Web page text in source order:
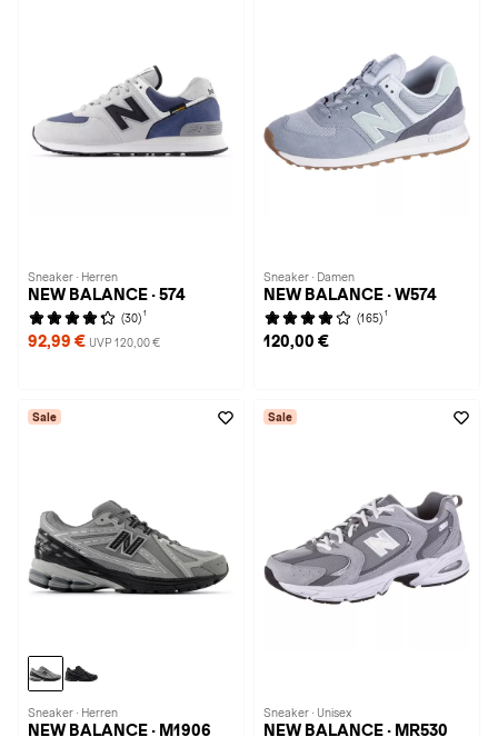
Sneaker · Herren
NEW BALANCE · 574
(30) 1
92,99 € UVP 120,00 €
Sneaker · Damen
NEW BALANCE · W574
(165) 1
120,00 €
Sale
Sneaker · Herren
NEW BALANCE · M1906
Sale
Sneaker · Unisex
NEW BALANCE · MR530